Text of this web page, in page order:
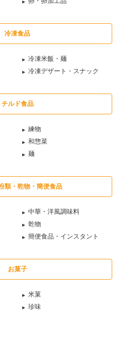
冷凍食品
冷凍米飯・麺
冷凍デザート・スナック
チルド食品
練物
和惣菜
麺
類・乾物・簡便食品
中華・洋風調味料
乾物
簡便食品・インスタント
お菓子
米菓
珍味